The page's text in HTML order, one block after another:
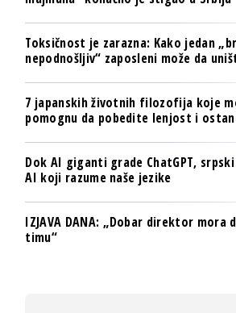
Toksičnost je zarazna: Kako jedan
nepodnošljiv“ zaposleni može da
7 japanskih životnih filozofija koje
pomognu da pobedite lenjost i
Dok AI giganti grade ChatGPT,
AI koji razume naše jezike
IZJAVA DANA: „Dobar direktor mora
timu“